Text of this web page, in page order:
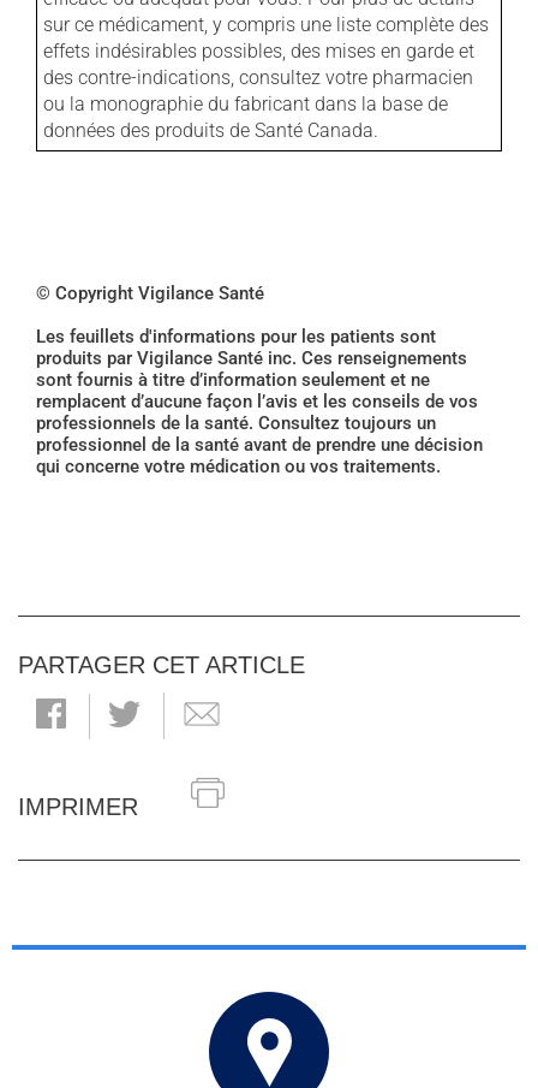
sur ce médicament, y compris une liste complète des
effets indésirables possibles, des mises en garde et
des contre-indications, consultez votre pharmacien
ou la monographie du fabricant dans la base de
données des produits de Santé Canada.
© Copyright Vigilance Santé
Les feuillets d'informations pour les patients sont
produits par Vigilance Santé inc. Ces renseignements
sont fournis à titre d’information seulement et ne
remplacent d’aucune façon l’avis et les conseils de vos
professionnels de la santé. Consultez toujours un
professionnel de la santé avant de prendre une décision
qui concerne votre médication ou vos traitements.
PARTAGER CET ARTICLE
IMPRIMER